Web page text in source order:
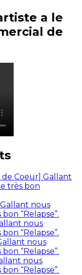
a le
de
de Coeur] Gallant
très bon
nous
“Relapse”.
nous
“Relapse”.
nous
“Relapse”.
nous
“Relapse”.